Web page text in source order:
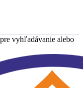
vyhľadávanie alebo